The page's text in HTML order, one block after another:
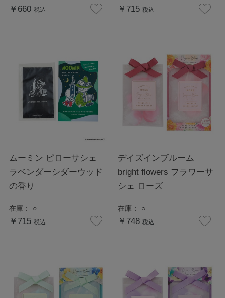
￥660 税込 ￥715 税込
ムーミン ピローサシェ
ラベンダーシダーウッド
の香り
在庫： ○
￥715 税込
デイズインブルーム
bright flowers フラワーサ
シェ ローズ
在庫： ○
￥748 税込